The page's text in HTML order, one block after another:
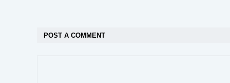
POST A COMMENT